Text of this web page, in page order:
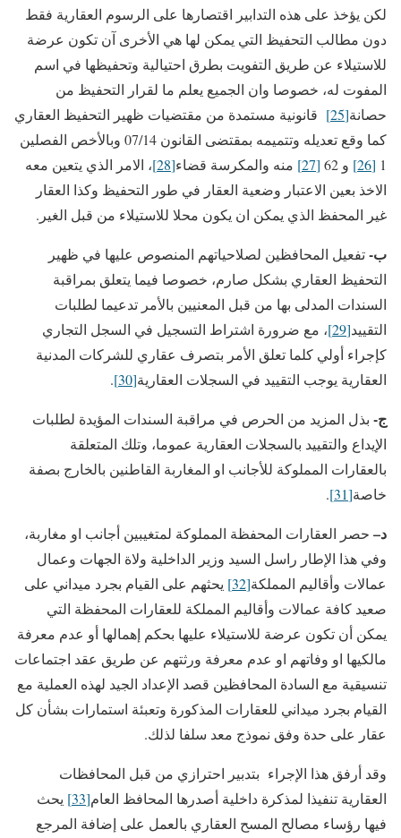
لكن يؤخذ على هذه التدابير اقتصارها على الرسوم العقارية فقط
دون مطالب التحفيظ التي يمكن لها هي الأخرى آن تكون عرضة
للاستيلاء عن طريق التفويت بطرق احتيالية وتحفيظها في اسم
المفوت له، خصوصا وان الجميع يعلم ما لقرار التحفيظ من
حصانة[25]
قانونية مستمدة من مقتضيات ظهير التحفيظ العقاري
كما وقع تعديله وتتميمه بمقتضى القانون 07/14 وبالأخص الفصلين
1
[26] و 62 [27] منه والمكرسة قضاء[28]
، الامر الذي يتعين معه
الاخذ بعين الاعتبار وضعية العقار في طور التحفيظ وكذا العقار
غير المحفظ الذي يمكن ان يكون محلا للاستيلاء من قبل الغير.
ب-تفعيل المحافظين لصلاحياتهم المنصوص عليها في ظهير
التحفيظ العقاري بشكل صارم، خصوصا فيما يتعلق بمراقبة
السندات المدلى بها من قبل المعنيين بالأمر تدعيما لطلبات
التقييد[29]
، مع ضرورة اشتراط التسجيل في السجل التجاري
كإجراء أولي كلما تعلق الأمر بتصرف عقاري للشركات المدنية
العقارية يوجب التقييد في السجلات العقارية[30]
.
ج- بذل المزيد من الحرص في مراقبة السندات المؤيدة لطلبات
الإيداع والتقييد بالسجلات العقارية عموما، وتلك المتعلقة
بالعقارات المملوكة للأجانب او المغاربة القاطنين بالخارج بصفة
خاصة[31]
.
د– حصر العقارات المحفظة المملوكة لمتغيبين أجانب او مغاربة،
وفي هذا الإطار راسل السيد وزير الداخلية ولاة الجهات وعمال
عمالات وأقاليم المملكة[32]
يحثهم على القيام بجرد ميداني على
صعيد كافة عمالات وأقاليم المملكة للعقارات المحفظة التي
يمكن أن تكون عرضة للاستيلاء عليها بحكم إهمالها أو عدم معرفة
مالكيها او وفاتهم او عدم معرفة ورثتهم عن طريق عقد اجتماعات
تنسيقية مع السادة المحافظين قصد الإعداد الجيد لهذه العملية مع
القيام بجرد ميداني للعقارات المذكورة وتعبئة استمارات بشأن كل
عقار على حدة وفق نموذج معد سلفا لذلك.
وقد أرفق هذا الإجراء بتدبير احترازي من قبل المحافظات
العقارية تنفيذا لمذكرة داخلية أصدرها المحافظ العام[33]
يحث
فيها رؤساء مصالح المسح العقاري بالعمل على إضافة المرجع